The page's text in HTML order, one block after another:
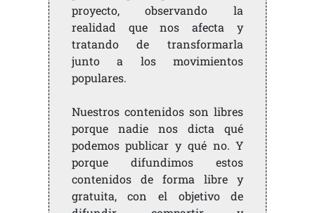
proyecto, observando la
realidad que nos afecta y
tratando de transformarla
junto a los movimientos
populares.
Nuestros contenidos son libres
porque nadie nos dicta qué
podemos publicar y qué no. Y
porque difundimos estos
contenidos de forma libre y
gratuita, con el objetivo de